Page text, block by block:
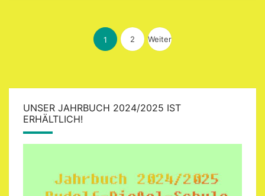
Seitennummerierung
der
Beiträge
1 2 Weiter
UNSER JAHRBUCH 2024/2025 IST
ERHÄLTLICH!